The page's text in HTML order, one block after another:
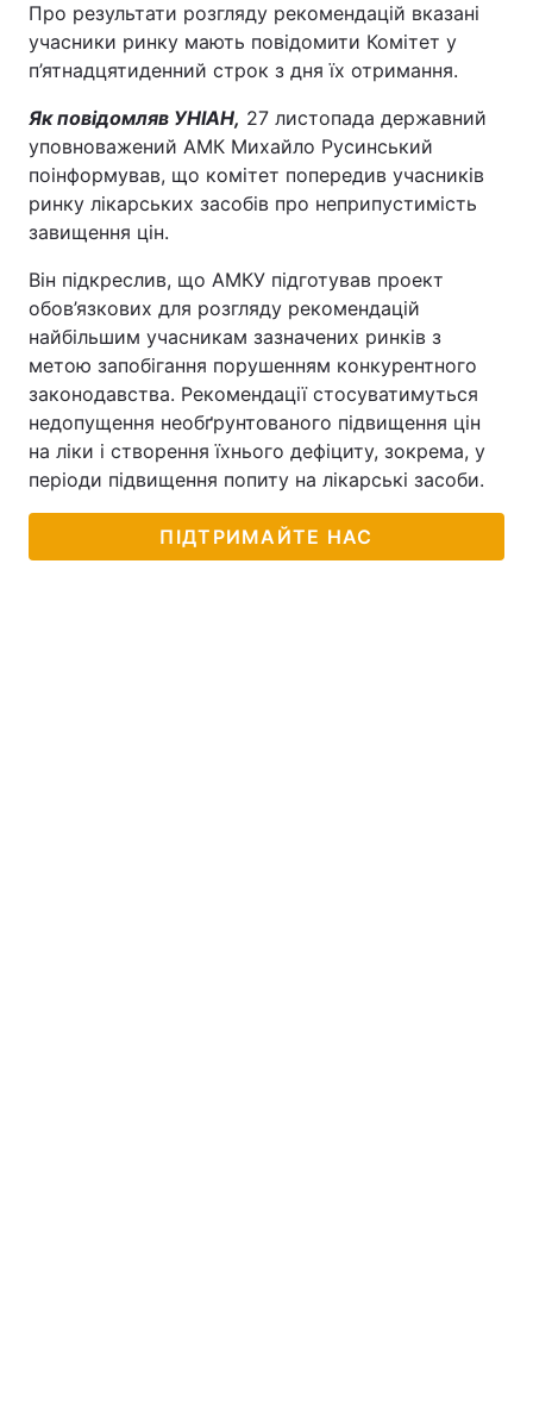
Про результати розгляду рекомендацій вказані
учасники ринку мають повідомити Комітет у
п’ятнадцятиденний строк з дня їх отримання.
Як повідомляв УНІАН, 27 листопада державний
уповноважений АМК Михайло Русинський
поінформував, що комітет попередив учасників
ринку лікарських засобів про неприпустимість
завищення цін.
Він підкреслив, що АМКУ підготував проект
обов’язкових для розгляду рекомендацій
найбільшим учасникам зазначених ринків з
метою запобігання порушенням конкурентного
законодавства. Рекомендації стосуватимуться
недопущення необґрунтованого підвищення цін
на ліки і створення їхнього дефіциту, зокрема, у
періоди підвищення попиту на лікарські засоби.
ПІДТРИМАЙТЕ НАС